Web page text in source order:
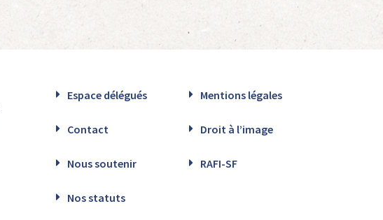
Espace délégués Mentions légales
Contact Droit à l’image
Nous soutenir RAFI-SF
Nos statuts